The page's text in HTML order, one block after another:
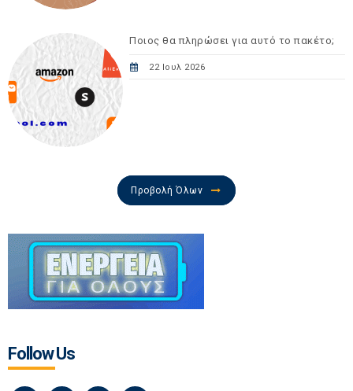
Ποιος θα πληρώσει για αυτό το πακέτο;
22 Ιουλ 2026
Προβολή Όλων
Follow Us